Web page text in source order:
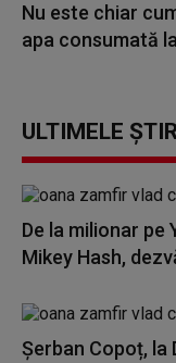
Nu este chiar
apa consumată
ULTIMELE
De la milionar pe
Mikey Hash,
Șerban Copoț, la